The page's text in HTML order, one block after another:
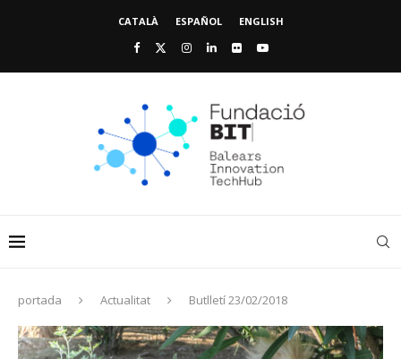
CATALÀ ESPAÑOL ENGLISH
portada Actualitat Butlletí 23/02/2018